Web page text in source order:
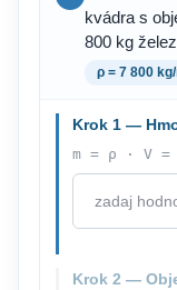
kvádra s
800 kg
ρ = 7 800 kg/
Krok 1 —
m = ρ · V
Krok 2 —